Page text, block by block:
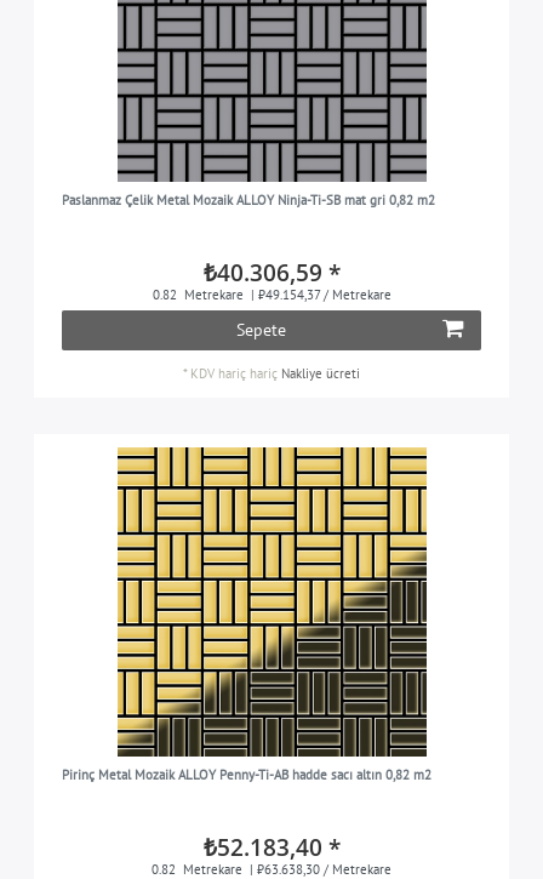
Paslanmaz Çelik Metal Mozaik ALLOY Ninja-Ti-SB mat gri 0,82 m2
₺40.306,59 *
0.82 Metrekare | ₺49.154,37 / Metrekare
Sepete
* KDV hariç hariç Nakliye ücreti
Pirinç Metal Mozaik ALLOY Penny-Ti-AB hadde sacı altın 0,82 m2
₺52.183,40 *
0.82 Metrekare | ₺63.638,30 / Metrekare